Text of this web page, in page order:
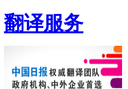
翻译服务